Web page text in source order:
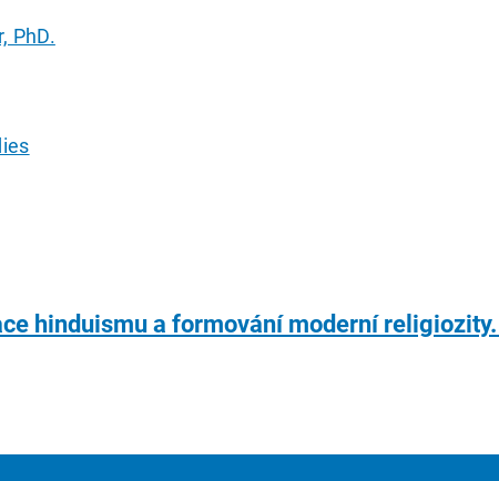
PhD.
hinduismu a formování moderní